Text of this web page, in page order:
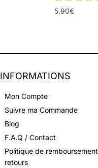
5.90€
INFORMATIONS
Mon Compte
Suivre ma Commande
Blog
F.A.Q / Contact
Politique de
retours